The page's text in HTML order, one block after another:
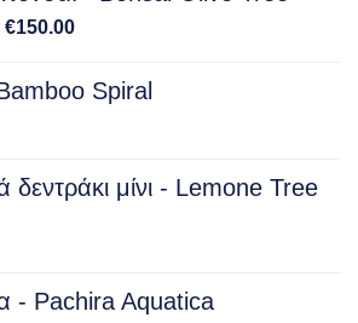
€150.00Price
€15.00
through
Spiral
δεντράκι μίνι - Lemone Tree
- Pachira Aquatica